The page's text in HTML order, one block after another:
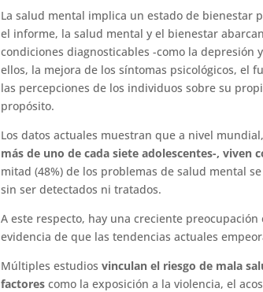
La salud mental implica un estado de bienestar
el informe, la salud mental y el bienestar
condiciones diagnosticables -como la depresión
ellos, la mejora de los síntomas psicológicos, el
las percepciones de los individuos sobre su
propósito.
Los datos actuales muestran que a nivel
más de uno de cada siete adolescentes-, viven
mitad (48%) de los problemas de salud mental
sin ser detectados ni tratados.
A este respecto, hay una creciente
evidencia de que las tendencias actuales
Múltiples estudiosvinculan el riesgo de mala
factorescomo la exposición a la violencia, el